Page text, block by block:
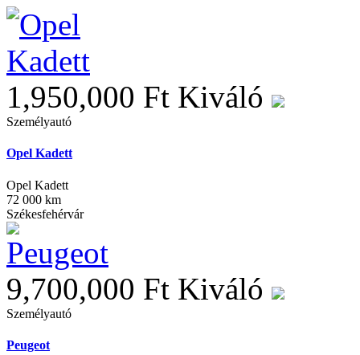
1,950,000 Ft Kiváló
Személyautó
Opel Kadett
Opel Kadett
72 000 km
Székesfehérvár
9,700,000 Ft Kiváló
Személyautó
Peugeot